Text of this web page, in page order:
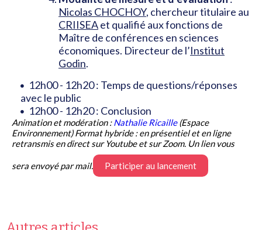
Nicolas CHOCHOY, chercheur titulaire au
CRIISEAet qualifié aux fonctions de
Maître de conférences en sciences
économiques. Directeur de l’Institut
Godin.
12h00 - 12h20 : Temps de questions/réponses
avec le public
12h00 - 12h20 : Conclusion
Animation et modération :Nathalie Ricaille(Espace
Environnement) Format hybride : en présentiel et en ligne
retransmis en direct sur Youtube et sur Zoom. Un lien vous
sera envoyé par mail. Participer au lancement